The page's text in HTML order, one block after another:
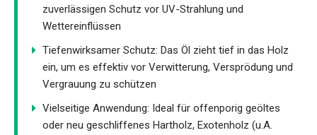
zuverlässigen Schutz vor UV-Strahlung und
Wettereinflüssen
Tiefenwirksamer Schutz: Das Öl zieht tief in das Holz
ein, um es effektiv vor Verwitterung, Versprödung und
Vergrauung zu schützen
Vielseitige Anwendung: Ideal für offenporig geöltes
oder neu geschliffenes Hartholz, Exotenholz (u.A.